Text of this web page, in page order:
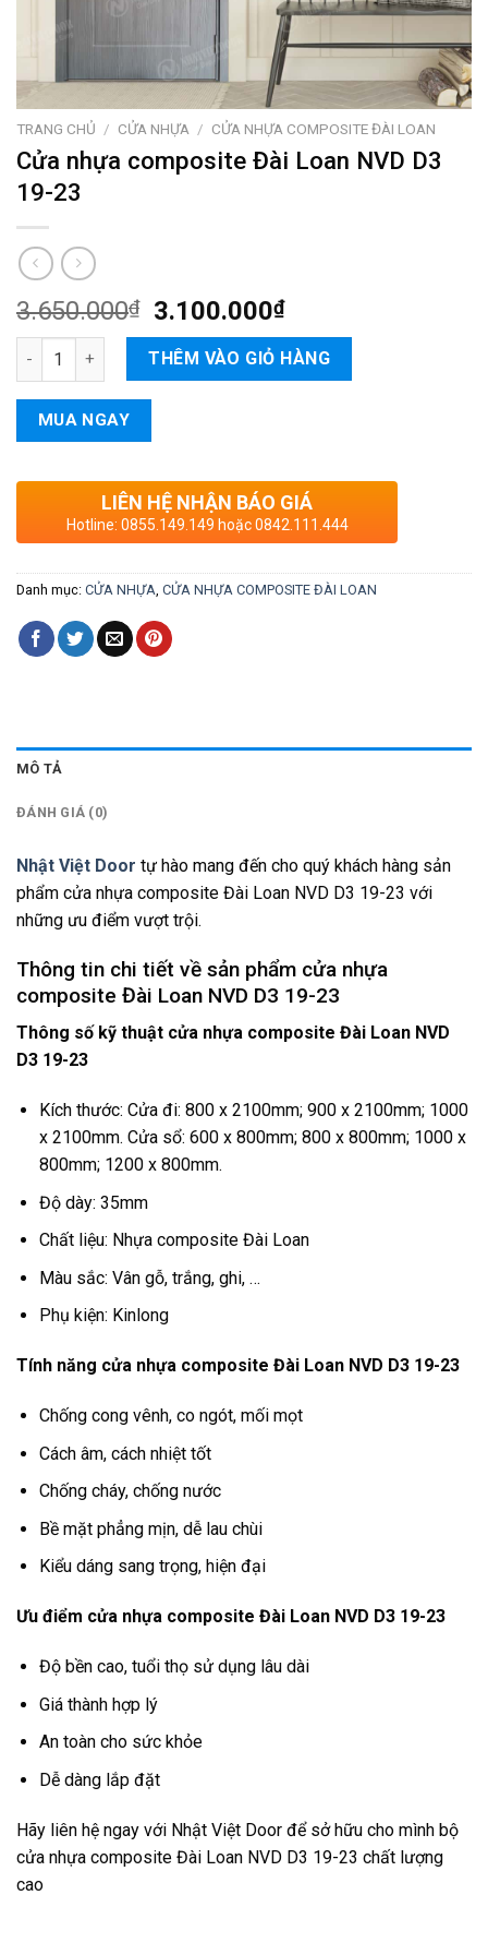
TRANG CHỦ / CỬA NHỰA / CỬA NHỰA COMPOSITE ĐÀI LOAN
Cửa nhựa composite Đài Loan NVD D3
19-23
3.650.000₫ 3.100.000₫
Cửa nhựa composite Đài Loan NVD D3 19-23 số lượng
THÊM VÀO GIỎ HÀNG
MUA NGAY
LIÊN HỆ NHẬN BÁO GIÁ
Hotline: 0855.149.149 hoặc 0842.111.444
Danh mục: CỬA NHỰA CỬA NHỰA COMPOSITE ĐÀI LOAN
MÔ TẢ
ĐÁNH GIÁ (0)
Nhật Việt Door tự hào mang đến cho quý khách hàng sản
phẩm cửa nhựa composite Đài Loan NVD D3 19-23 với
những ưu điểm vượt trội.
Thông tin chi tiết về sản phẩm cửa nhựa
composite Đài Loan NVD D3 19-23
Thông số kỹ thuật cửa nhựa composite Đài Loan NVD
D3 19-23
Kích thước: Cửa đi: 800 x 2100mm; 900 x 2100mm; 1000
x 2100mm. Cửa sổ: 600 x 800mm; 800 x 800mm; 1000 x
800mm; 1200 x 800mm.
Độ dày: 35mm
Chất liệu: Nhựa composite Đài Loan
Màu sắc: Vân gỗ, trắng, ghi, …
Phụ kiện: Kinlong
Tính năng cửa nhựa composite Đài Loan NVD D3 19-23
Chống cong vênh, co ngót, mối mọt
Cách âm, cách nhiệt tốt
Chống cháy, chống nước
Bề mặt phẳng mịn, dễ lau chùi
Kiểu dáng sang trọng, hiện đại
Ưu điểm cửa nhựa composite Đài Loan NVD D3 19-23
Độ bền cao, tuổi thọ sử dụng lâu dài
Giá thành hợp lý
An toàn cho sức khỏe
Dễ dàng lắp đặt
Hãy liên hệ ngay với Nhật Việt Door để sở hữu cho mình bộ
cửa nhựa composite Đài Loan NVD D3 19-23 chất lượng
cao